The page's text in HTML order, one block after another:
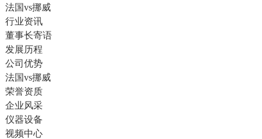
法国vs挪威
行业资讯
董事长寄语
发展历程
公司优势
法国vs挪威
荣誉资质
企业风采
仪器设备
视频中心